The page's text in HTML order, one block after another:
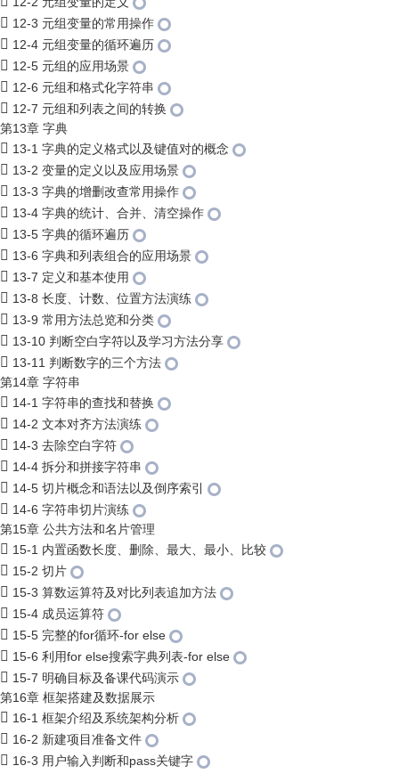
12-3 元组变量的常用操作
12-4 元组变量的循环遍历
12-5 元组的应用场景
12-6 元组和格式化字符串
12-7 元组和列表之间的转换
第13章 字典
13-1 字典的定义格式以及键值对的概念
13-2 变量的定义以及应用场景
13-3 字典的增删改查常用操作
13-4 字典的统计、合并、清空操作
13-5 字典的循环遍历
13-6 字典和列表组合的应用场景
13-7 定义和基本使用
13-8 长度、计数、位置方法演练
13-9 常用方法总览和分类
13-10 判断空白字符以及学习方法分享
13-11 判断数字的三个方法
第14章 字符串
14-1 字符串的查找和替换
14-2 文本对齐方法演练
14-3 去除空白字符
14-4 拆分和拼接字符串
14-5 切片概念和语法以及倒序索引
14-6 字符串切片演练
第15章 公共方法和名片管理
15-1 内置函数长度、删除、最大、最小、比较
15-2 切片
15-3 算数运算符及对比列表追加方法
15-4 成员运算符
15-5 完整的for循环-for else
15-6 利用for else搜索字典列表-for else
15-7 明确目标及备课代码演示
第16章 框架搭建及数据展示
16-1 框架介绍及系统架构分析
16-2 新建项目准备文件
16-3 用户输入判断和pass关键字